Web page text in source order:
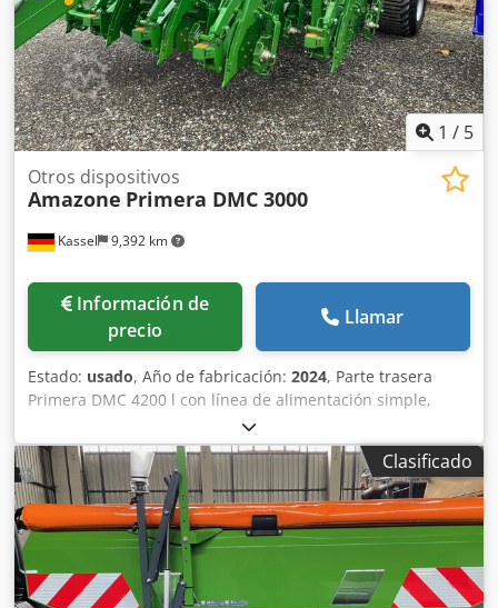
1 / 5
Kassel 9,392 km
Otros dispositivos
Amazone Primera DMC 3000
Información de
precio
Llamar
Estado: usado, Año de fabricación: 2024, Parte trasera
Primera DMC 4200 l con línea de alimentación simple,
distribuidores Single-Shoot para 16 filas, plataforma de
carga larga para parte trasera, lanza con pie de apoyo
abatible, enganche de brazo inferior categoría 3, eje con
freno y freno de estacionamiento, sistema de frenos
neumáticos de doble línea. Cedpfx Aouhnwvodterf
Clasificado